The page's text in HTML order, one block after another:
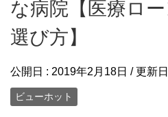
な病院【医療ロ
選び方】
公開日 : 2019年2月18日 / 更新
ビューホット